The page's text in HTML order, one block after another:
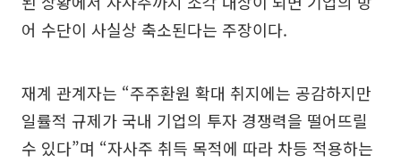
어 수단이 사실상 축소된다는 주장이다.
재계 관계자는 “주주환원 확대 취지에는 공감하지만
일률적 규제가 국내 기업의 투자 경쟁력을 떨어뜨릴
수 있다”며 “자사주 취득 목적에 따라 차등 적용하는